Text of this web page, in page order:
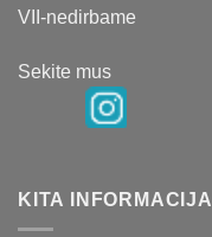
VII-nedirbame
Sekite mus
KITA INFORMACIJA